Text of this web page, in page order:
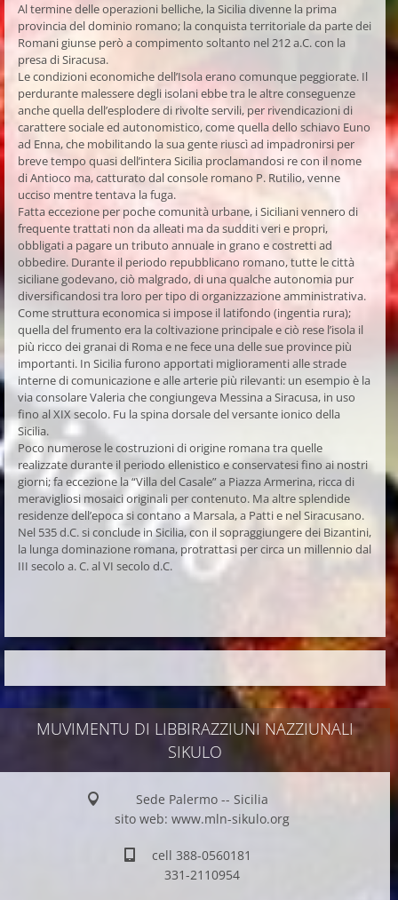
Al termine delle operazioni belliche, la Sicilia divenne la prima
provincia del dominio romano; la conquista territoriale da parte dei
Romani giunse però a compimento soltanto nel 212 a.C. con la
presa di Siracusa.
Le condizioni economiche dell’Isola erano comunque peggiorate. Il
perdurante malessere degli isolani ebbe tra le altre conseguenze
anche quella dell’esplodere di rivolte servili, per rivendicazioni di
carattere sociale ed autonomistico, come quella dello schiavo Euno
ad Enna, che mobilitando la sua gente riuscì ad impadronirsi per
breve tempo quasi dell’intera Sicilia proclamandosi re con il nome
di Antioco ma, catturato dal console romano P. Rutilio, venne
ucciso mentre tentava la fuga.
Fatta eccezione per poche comunità urbane, i Siciliani vennero di
frequente trattati non da alleati ma da sudditi veri e propri,
obbligati a pagare un tributo annuale in grano e costretti ad
obbedire. Durante il periodo repubblicano romano, tutte le città
siciliane godevano, ciò malgrado, di una qualche autonomia pur
diversificandosi tra loro per tipo di organizzazione amministrativa.
Come struttura economica si impose il latifondo (ingentia rura);
quella del frumento era la coltivazione principale e ciò rese l’isola il
più ricco dei granai di Roma e ne fece una delle sue province più
importanti. In Sicilia furono apportati miglioramenti alle strade
interne di comunicazione e alle arterie più rilevanti: un esempio è la
via consolare Valeria che congiungeva Messina a Siracusa, in uso
fino al XIX secolo. Fu la spina dorsale del versante ionico della
Sicilia.
Poco numerose le costruzioni di origine romana tra quelle
realizzate durante il periodo ellenistico e conservatesi fino ai nostri
giorni; fa eccezione la “Villa del Casale” a Piazza Armerina, ricca di
meravigliosi mosaici originali per contenuto. Ma altre splendide
residenze dell’epoca si contano a Marsala, a Patti e nel Siracusano.
Nel 535 d.C. si conclude in Sicilia, con il sopraggiungere dei Bizantini,
la lunga dominazione romana, protrattasi per circa un millennio dal
III secolo a. C. al VI secolo d.C.
MUVIMENTU DI LIBBIRAZZIUNI NAZZIUNALI
SIKULO
Sede Palermo -- Sicilia
sito web: www.mln-sikulo.org
cell 388-0560181
331-2110954